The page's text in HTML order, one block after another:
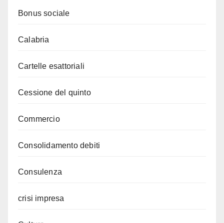
Bonus sociale
Calabria
Cartelle esattoriali
Cessione del quinto
Commercio
Consolidamento debiti
Consulenza
crisi impresa